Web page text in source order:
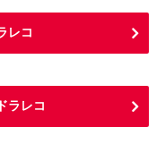
レコ
ラレコ